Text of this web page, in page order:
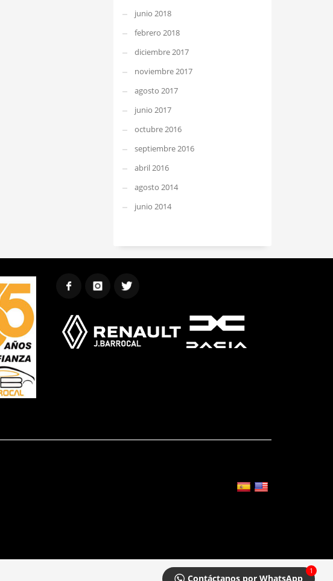
junio 2018
febrero 2018
diciembre 2017
noviembre 2017
agosto 2017
junio 2017
octubre 2016
septiembre 2016
abril 2016
agosto 2014
junio 2014
Contáctanos por WhatsApp
1